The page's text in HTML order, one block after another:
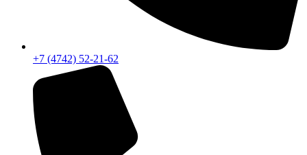
+7 (4742) 52-21-62